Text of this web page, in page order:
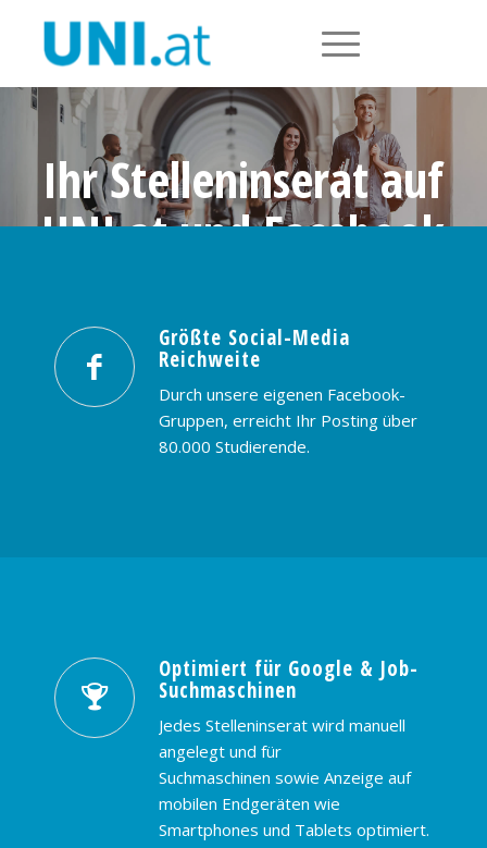
Ihr Stelleninserat auf
UNI.at und Facebook
PREISE & BUCHUNG KONTAKT
Größte Social-Media
Reichweite
Durch unsere eigenen Facebook-
Gruppen, erreicht Ihr Posting über
80.000 Studierende.
Optimiert für Google & Job-
Suchmaschinen
Jedes Stelleninserat wird manuell
angelegt und für
Suchmaschinen sowie Anzeige auf
mobilen Endgeräten wie
Smartphones und Tablets optimiert.